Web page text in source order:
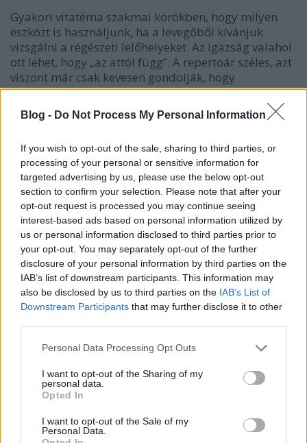
Blog - Do Not Process My Personal Information
If you wish to opt-out of the sale, sharing to third parties, or
processing of your personal or sensitive information for
targeted advertising by us, please use the below opt-out
section to confirm your selection. Please note that after your
opt-out request is processed you may continue seeing
interest-based ads based on personal information utilized by
us or personal information disclosed to third parties prior to
your opt-out. You may separately opt-out of the further
disclosure of your personal information by third parties on the
IAB’s list of downstream participants. This information may
also be disclosed by us to third parties on the IAB’s List of
Downstream Participants that may further disclose it to other
Please note that this website/app uses one or more Google
not limited to your visit or usage behaviour. You may click to
grant or deny consent to Google and its third-party tags to
use your data for below specified purposes in below Google
consent section.
Personal Data Processing Opt Outs
I want to opt-out of the Sharing of my
personal data.
Opted In
I want to opt-out of the Sale of my
Personal Data.
Gyakori vitatéma szakmai körökben, hogy milyen
eszközt is használjunk, ha a levegőből kívánjuk
vizsgálni a régészeti lelőhelyeket. Az igazság valahol
ott lehet, hogy „az attól függ”. A repertoár széles, azt
viszont már csak kevesen gondolják, hogy
légirégészkedni…
Sírásók naplója•2012. január 12.
Most, hogy a videobeillesztés normálisan működik
olvasóink figyelmébe ajánlunk egy még októberi
adást a MTV1-ről a kincskeresésről és
fémkeresőzésről.
Végveszélyben a magyar kincsek? -
cikkajánló
Sírásók naplója• 2011. november 24.
Pusztulásra ítélt lelőhelyek, "ugrásra kész"
fn24.hu újságírója, Varajasi Viktor két részes
interjúban beszélgetett blogunk szerkesztőjével az új
tervek szerint…